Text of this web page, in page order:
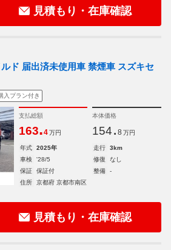
見積もり・在庫確認
ド 届出済未使用車 禁煙車 スズキセ
入プラン付き
支払総額
163.4 万円
本体価格
154. 8 万円
年式 2025年 走行
3km
車検
'28/5 修復
なし
保証
保証付 整備
-
住所
京都府 京都市南区
見積もり・在庫確認